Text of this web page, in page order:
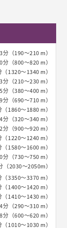
分（190～210 m）
分（800～820 m）
1320～1340 m）
分（210～230 m）
分（380～400 m）
分（690～710 m）
1860～1880 m）
分（320～340 m）
分（900～920 m）
1220～1240 m）
1580～1600 m）
分（730～750 m）
（2030～2050m）
3350～3370 m）
1400～1420 m）
1410～1430 m）
分（290～310 m）
分（600～620 m）
1010～1030 m）